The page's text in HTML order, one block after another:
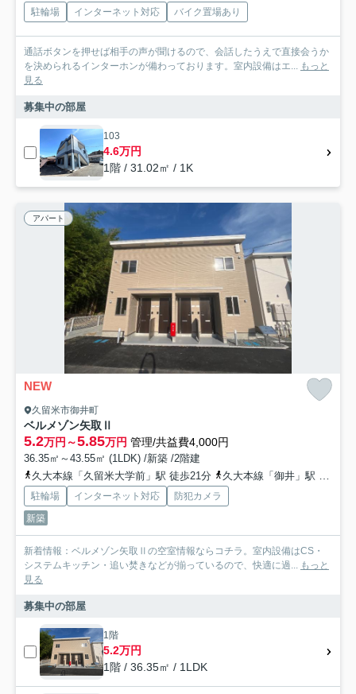
駐輪場 インターネット対応 バイク置場あり
通話ボタンを押せば相手の声が聞けるので、会話したうえで直接会うか
を決められるインターホンが備わっております。室内設備はエ... もっと
見る
募集中の部屋
103
4.6万円
1階 / 31.02㎡ / 1K
アパート
NEW
久留米市御井町
ベルメゾン矢取Ⅱ
5.2万円～5.85万円 管理/共益費4,000円
36.35㎡～43.55㎡ (1LDK) /新築 /2階建
久大本線「久留米大学前」駅 徒歩21分
久大本線「御井」駅 徒歩29分
駐輪場 インターネット対応
防犯カメラ
新築
新着情報：ベルメゾン矢取Ⅱの空室情報ならコチラ。室内設備はCS・
システムキッチン・追い焚きなどが揃っているので、快適に過... もっと
見る
募集中の部屋
1階
5.2万円
1階 / 36.35㎡ / 1LDK